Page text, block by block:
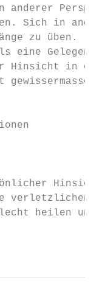
anderer
Sich in
zu üben.
eine
Hinsicht in
gewissermassen
verletzlichen
heilen und